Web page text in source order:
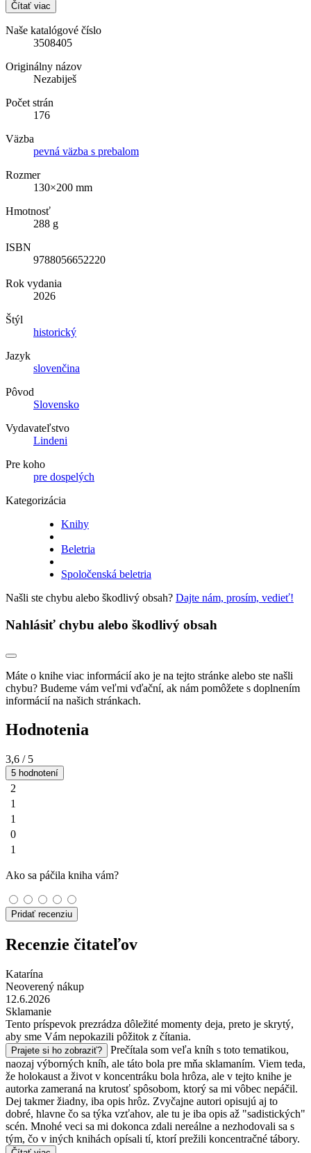
Čítať viac
Naše katalógové číslo
3508405
Originálny názov
Nezabiješ
Počet strán
176
Väzba
pevná väzba s prebalom
Rozmer
130×200 mm
Hmotnosť
288 g
ISBN
9788056652220
Rok vydania
2026
Štýl
historický
Jazyk
slovenčina
Pôvod
Slovensko
Vydavateľstvo
Lindeni
Pre koho
pre dospelých
Kategorizácia
Knihy
Beletria
Spoločenská beletria
Našli ste chybu alebo škodlivý obsah? Dajte nám, prosím, vedieť!
Nahlásiť chybu alebo škodlivý obsah
Máte o knihe viac informácií ako je na tejto stránke alebo ste našli
chybu? Budeme vám veľmi vďační, ak nám pomôžete s doplnením
informácií na našich stránkach.
Hodnotenia
3,6 / 5
5 hodnotení
2
1
1
0
1
Ako sa páčila kniha vám?
Pridať recenziu
Recenzie čitateľov
Katarína
Neoverený nákup
12.6.2026
Sklamanie
Tento príspevok prezrádza dôležité momenty deja, preto je skrytý,
aby sme Vám nepokazili pôžitok z čítania.
Prajete si ho zobraziť?
Prečítala som veľa kníh s toto tematikou,
naozaj výborných kníh, ale táto bola pre mňa sklamaním. Viem teda,
že holokaust a život v koncentráku bola hrôza, ale v tejto knihe je
autorka zameraná na krutosť spôsobom, ktorý sa mi vôbec nepáčil.
Dej takmer žiadny, iba opis hrôz. Zvyčajne autori opisujú aj to
dobré, hlavne čo sa týka vzťahov, ale tu je iba opis až "sadistických"
scén. Mnohé veci sa mi dokonca zdali nereálne a nezhodovali sa s
tým, čo v iných knihách opísali tí, ktorí prežili koncentračné tábory.